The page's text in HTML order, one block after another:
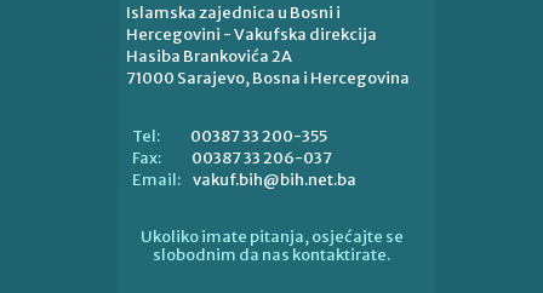
Islamska zajednica u Bosni i
Hercegovini - Vakufska direkcija
Hasiba Brankovića 2A
71000 Sarajevo, Bosna i Hercegovina
Tel:
00387 33 200-355
Fax:
00387 33 206-037
Email: vakuf.bih@bih.net.ba
Ukoliko imate pitanja, osjećajte se
slobodnim da nas kontaktirate.